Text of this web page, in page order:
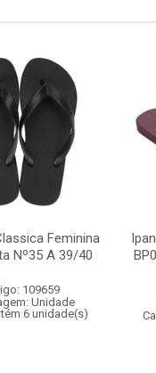
Feminina
Nº35 A 39/40
109659
Unidade
6 unidade(s)